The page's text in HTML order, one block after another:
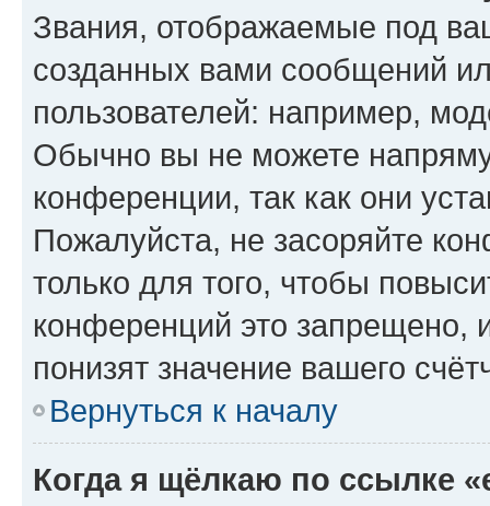
Звания, отображаемые под
созданных вами сообщений
пользователей: например,
Обычно вы не можете
конференции, так как они
Пожалуйста, не засоряйте
только для того, чтобы
конференций это запрещено,
понизят значение вашего
Вернуться к началу
Когда я щёлкаю по ссылке